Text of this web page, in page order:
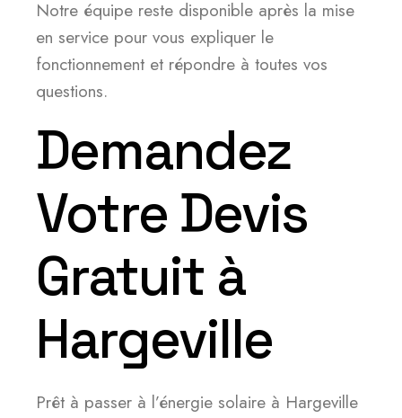
Notre équipe reste disponible après la mise
en service pour vous expliquer le
fonctionnement et répondre à toutes vos
questions.
Demandez
Votre Devis
Gratuit à
Hargeville
Prêt à passer à l’énergie solaire à Hargeville